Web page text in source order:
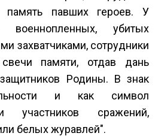
память павших героев. У
военнопленных, убитых
захватчиками, сотрудники
памяти, отдав дань
Родины. В знак
и как символ
участников сражений,
белых журавлей".